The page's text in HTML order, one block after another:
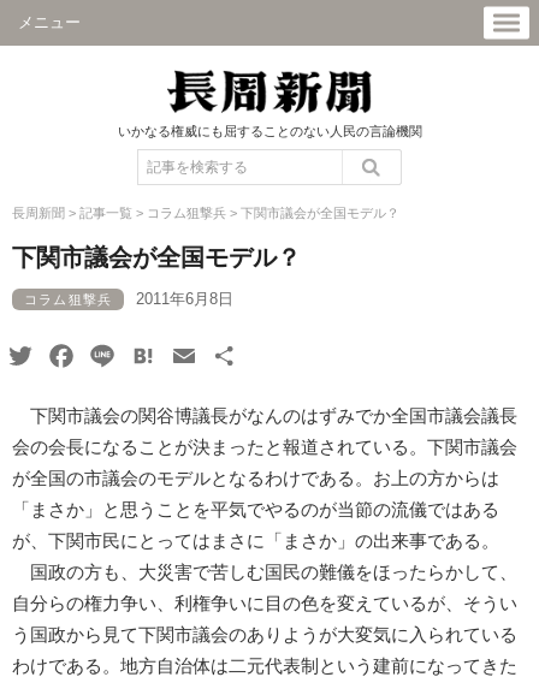
メニュー
いかなる権威にも屈することのない人民の言論機関
長周新聞 > 記事一覧 > コラム狙撃兵 > 下関市議会が全国モデル？
下関市議会が全国モデル？
コラム狙撃兵 2011年6月8日
TwitterFacebook
Line HatenaEmail
下関市議会の関谷博議長がなんのはずみでか全国市議会議長
会の会長になることが決まったと報道されている。下関市議会
が全国の市議会のモデルとなるわけである。お上の方からは
「まさか」と思うことを平気でやるのが当節の流儀ではある
が、下関市民にとってはまさに「まさか」の出来事である。
国政の方も、大災害で苦しむ国民の難儀をほったらかして、
自分らの権力争い、利権争いに目の色を変えているが、そうい
う国政から見て下関市議会のありようが大変気に入られている
わけである。地方自治体は二元代表制という建前になってきた